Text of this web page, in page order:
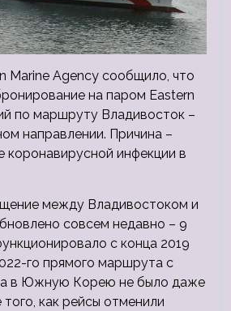
Marine Agency сообщило, что
на паром Eastern
по маршруту Владивосток –
направлении. Причина –
коронавирусной инфекции в
между Владивостоком и
совсем недавно – 9
c конца 2019
го прямого маршрута с
в Южную Корею не было даже
как рейсы отменили